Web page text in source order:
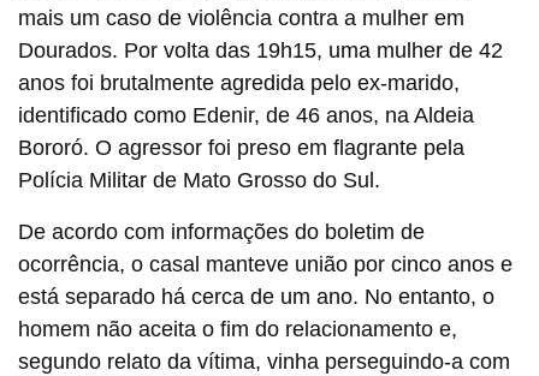
mais um caso de violência contra a mulher em
Dourados. Por volta das 19h15, uma mulher de 42
anos foi brutalmente agredida pelo ex-marido,
identificado como Edenir, de 46 anos, na Aldeia
Bororó. O agressor foi preso em flagrante pela
Polícia Militar de Mato Grosso do Sul.
De acordo com informações do boletim de
ocorrência, o casal manteve união por cinco anos e
está separado há cerca de um ano. No entanto, o
homem não aceita o fim do relacionamento e,
segundo relato da vítima, vinha perseguindo-a com